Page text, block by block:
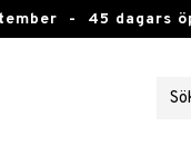
- 45 dagars